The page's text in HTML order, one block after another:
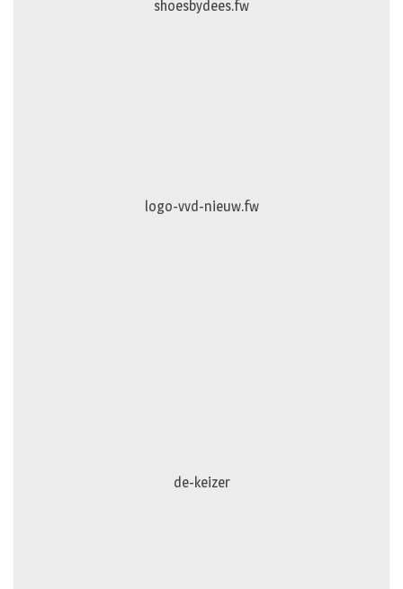
logo-studiebegeleidinghelvoirt
Puur-en-Pracht
de-keizer
dejong-auto